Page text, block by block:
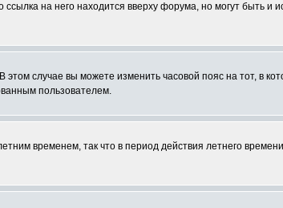
ссылка на него находится вверху форума, но могут быть и
случае вы можете изменить часовой пояс на тот, в
пользователем.
временем, так что в период действия летнего